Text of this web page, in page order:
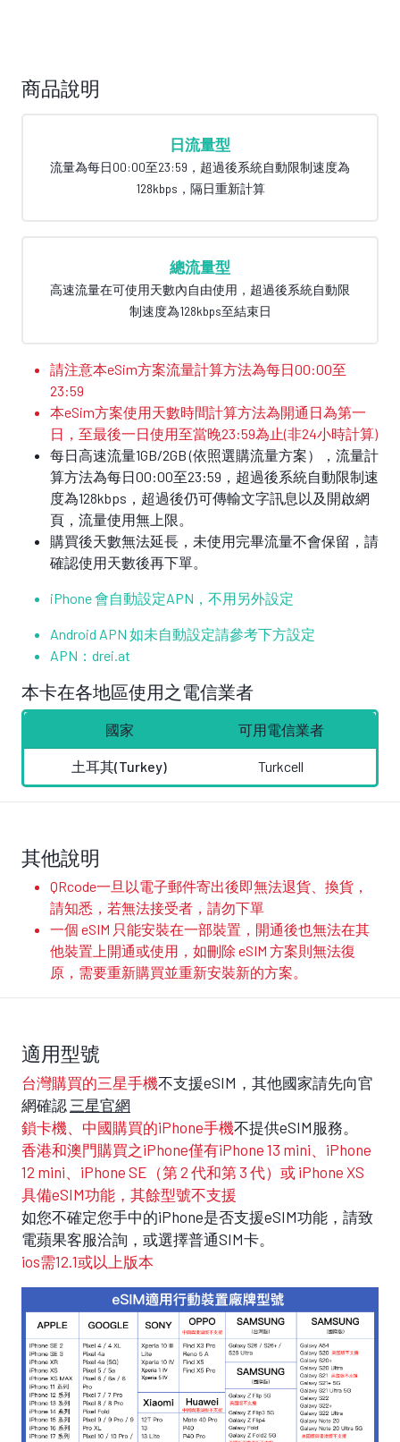
商品說明
日流量型
流量為每日00:00至23:59，超過後系統自動限制速度為
128kbps，隔日重新計算
總流量型
高速流量在可使用天數內自由使用，超過後系統自動限
制速度為128kbps至結束日
請注意本eSim方案流量計算方法為每日00:00至
23:59
本eSim方案使用天數時間計算方法為開通日為第一
日，至最後一日使用至當晚23:59為止(非24小時計算)
每日高速流量1GB/2GB (依照選購流量方案），流量計
算方法為每日00:00至23:59，超過後系統自動限制速
度為128kbps，超過後仍可傳輸文字訊息以及開啟網
頁，流量使用無上限。
購買後天數無法延長，未使用完畢流量不會保留，請
確認使用天數後再下單。
iPhone 會自動設定APN，不用另外設定
Android APN 如未自動設定請參考下方設定
APN：drei.at
本卡在各地區使用之電信業者
國家 可用電信業者
土耳其(Turkey) Turkcell
其他說明
QRcode一旦以電子郵件寄出後即無法退貨、換貨，
請知悉，若無法接受者，請勿下單
一個 eSIM 只能安裝在一部裝置，開通後也無法在其
他裝置上開通或使用，如刪除 eSIM 方案則無法復
原，需要重新購買並重新安裝新的方案。
適用型號
台灣購買的三星手機不支援eSIM，其他國家請先向官
網確認 三星官網
鎖卡機、中國購買的iPhone手機不提供eSIM服務。
香港和澳門購買之iPhone僅有iPhone 13 mini、iPhone
12 mini、iPhone SE（第 2 代和第 3 代）或 iPhone XS
具備eSIM功能，其餘型號不支援
如您不確定您手中的iPhone是否支援eSIM功能，請致
電蘋果客服洽詢，或選擇普通SIM卡。
ios需12.1或以上版本